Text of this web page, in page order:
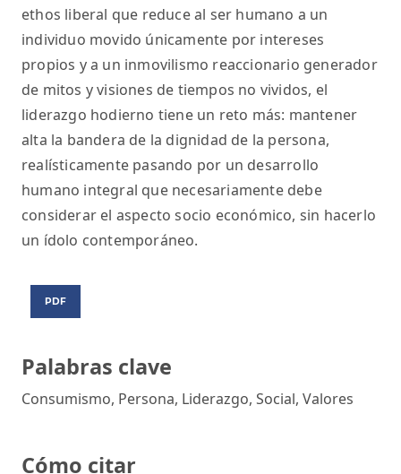
Palabras clave
Consumismo, Persona, Liderazgo, Social, Valores
Cómo citar
ethos liberal que reduce al ser humano a un
individuo movido únicamente por intereses
propios y a un inmovilismo reaccionario generador
de mitos y visiones de tiempos no vividos, el
liderazgo hodierno tiene un reto más: mantener
alta la bandera de la dignidad de la persona,
realísticamente pasando por un desarrollo
humano integral que necesariamente debe
considerar el aspecto socio económico, sin hacerlo
un ídolo contemporáneo.
PDF